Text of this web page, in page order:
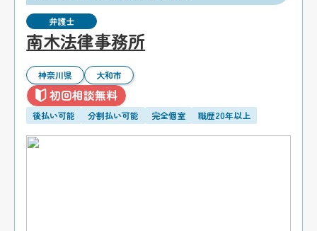
弁護士
南木法律事務所
神奈川県 大和市
初回相談無料
後払い可能 分割払い可能 完全個室 職歴20年以上